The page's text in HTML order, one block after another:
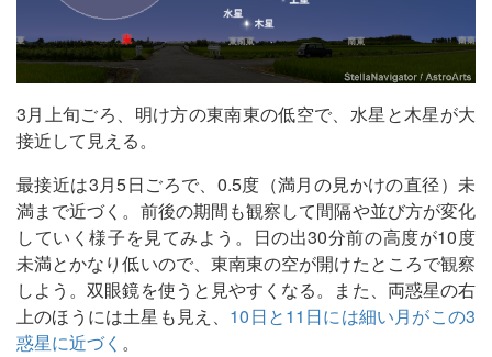
3月上旬ごろ、明け方の東南東の低空で、水星と木星が大
接近して見える。
最接近は3月5日ごろで、0.5度（満月の見かけの直径）未
満まで近づく。前後の期間も観察して間隔や並び方が変化
していく様子を見てみよう。日の出30分前の高度が10度
未満とかなり低いので、東南東の空が開けたところで観察
しよう。双眼鏡を使うと見やすくなる。また、両惑星の右
上のほうには土星も見え、 10日と11日には細い月がこの3
惑星に近づく 。